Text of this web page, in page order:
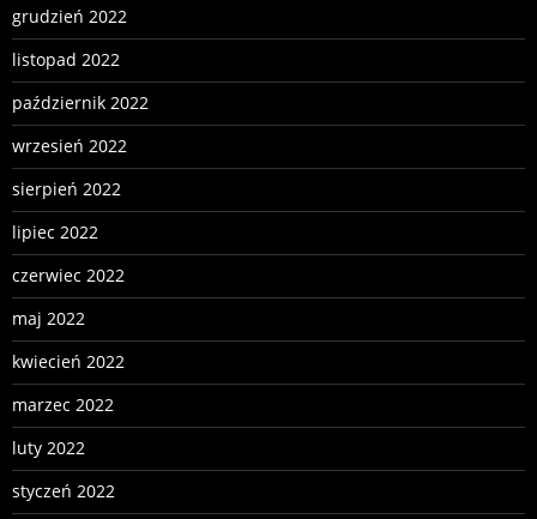
grudzień 2022
listopad 2022
październik 2022
wrzesień 2022
sierpień 2022
lipiec 2022
czerwiec 2022
maj 2022
kwiecień 2022
marzec 2022
luty 2022
styczeń 2022